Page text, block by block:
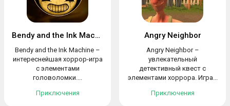
Bendy and the Ink Machine
Bendy and the Ink Machine –
интереснейшая хоррор-игра
с элементами
головоломки....
Приключения
Angry Neighbor
Angry Neighbor –
увлекательный
детективный квест с
элементами хоррора. Игра...
Приключения